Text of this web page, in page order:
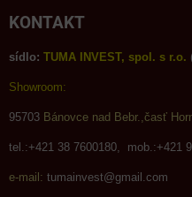
KONTAKT
sídlo: TUMA INVEST, spol. s r.o.
Showroom:
95703 Bánovce nad Bebr.,časť
tel.:+421 38 7600180, mob.:+421
e-mail: tumainvest@gmail.com